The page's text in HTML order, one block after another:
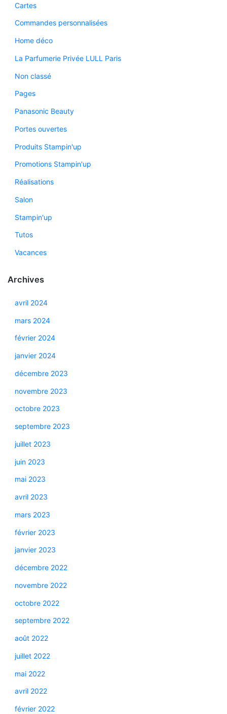
Cartes
Commandes personnalisées
Home déco
La Parfumerie Privée LULL Paris
Non classé
Pages
Panasonic Beauty
Portes ouvertes
Produits Stampin'up
Promotions Stampin'up
Réalisations
Salon
Stampin'up
Tutos
Vacances
Archives
avril 2024
mars 2024
février 2024
janvier 2024
décembre 2023
novembre 2023
octobre 2023
septembre 2023
juillet 2023
juin 2023
mai 2023
avril 2023
mars 2023
février 2023
janvier 2023
décembre 2022
novembre 2022
octobre 2022
septembre 2022
août 2022
juillet 2022
mai 2022
avril 2022
février 2022